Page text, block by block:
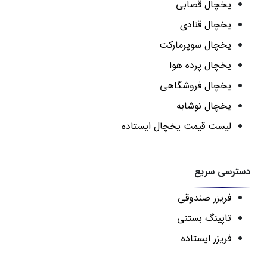
یخچال قصابی
یخچال قنادی
یخچال سوپرمارکت
یخچال پرده هوا
یخچال فروشگاهی
یخچال نوشابه
لیست قیمت یخچال ایستاده
دسترسی سریع
فریزر صندوقی
تاپینگ بستنی
فریزر ایستاده